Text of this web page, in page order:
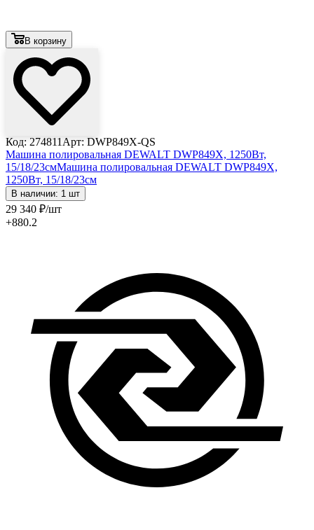
В корзину
Код: 274811 Арт: DWP849X-QS
Машина полировальная DEWALT DWP849X, 1250Вт,
15/18/23смМашина полировальная DEWALT DWP849X,
1250Вт, 15/18/23см
В наличии: 1 шт
29 340 ₽/шт
+880.2